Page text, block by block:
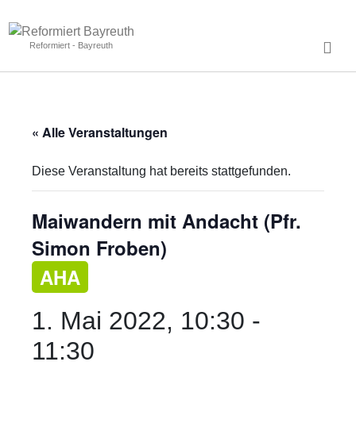
Reformiert - Bayreuth
« Alle Veranstaltungen
Diese Veranstaltung hat bereits stattgefunden.
Maiwandern mit Andacht (Pfr.
Simon Froben)
AHA
1. Mai 2022, 10:30 -
11:30